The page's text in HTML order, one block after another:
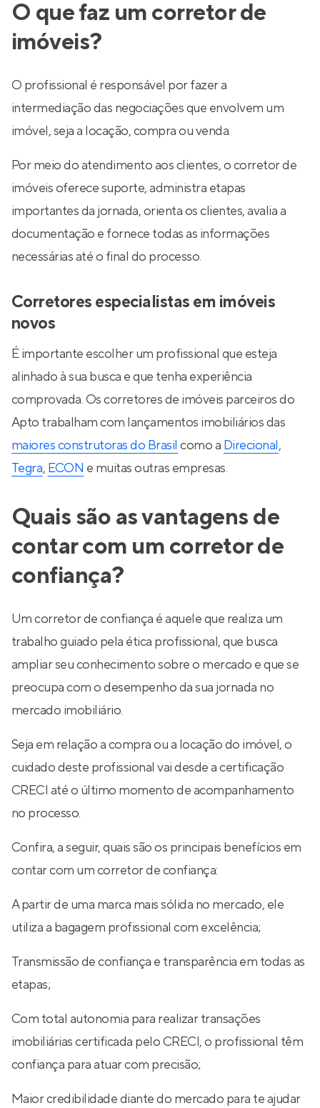
O que faz um corretor de
imóveis?
O profissional é responsável por fazer a
intermediação das negociações que envolvem um
imóvel, seja a locação, compra ou venda.
Por meio do atendimento aos clientes, o corretor de
imóveis oferece suporte, administra etapas
importantes da jornada, orienta os clientes, avalia a
documentação e fornece todas as informações
necessárias até o final do processo.
Corretores especialistas em imóveis
novos
É importante escolher um profissional que esteja
alinhado à sua busca e que tenha experiência
comprovada. Os corretores de imóveis parceiros do
Apto trabalham com lançamentos imobiliários das
maiores construtoras do Brasil como a Direcional,
Tegra, ECON e muitas outras empresas.
Quais são as vantagens de
contar com um corretor de
confiança?
Um corretor de confiança é aquele que realiza um
trabalho guiado pela ética profissional, que busca
ampliar seu conhecimento sobre o mercado e que se
preocupa com o desempenho da sua jornada no
mercado imobiliário.
Seja em relação a compra ou a locação do imóvel, o
cuidado deste profissional vai desde a certificação
CRECI até o último momento de acompanhamento
no processo.
Confira, a seguir, quais são os principais benefícios em
contar com um corretor de confiança:
A partir de uma marca mais sólida no mercado, ele
utiliza a bagagem profissional com excelência;
Transmissão de confiança e transparência em todas as
etapas;
Com total autonomia para realizar transações
imobiliárias certificada pelo CRECI, o profissional têm
confiança para atuar com precisão;
Maior credibilidade diante do mercado para te ajudar